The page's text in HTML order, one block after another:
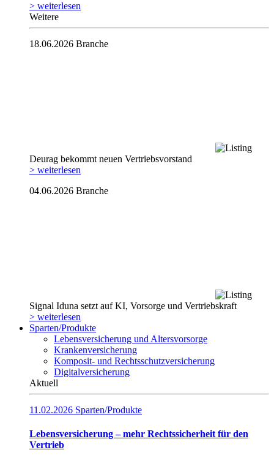
> weiterlesen
Weitere
18.06.2026 Branche
Deurag bekommt neuen Vertriebsvorstand
> weiterlesen
04.06.2026 Branche
Signal Iduna setzt auf KI, Vorsorge und Vertriebskraft
> weiterlesen
Sparten/Produkte
Lebensversicherung und Altersvorsorge
Krankenversicherung
Komposit- und Rechtsschutzversicherung
Digitalversicherung
Aktuell
11.02.2026 Sparten/Produkte
Lebensversicherung – mehr Rechtssicherheit für den
Vertrieb